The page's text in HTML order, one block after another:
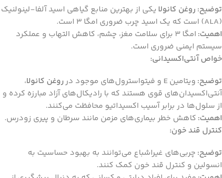
توضیح: روغن کانولا یکی از بهترین منابع گیاهی اسید آلفا-لینولنیک
(ALA) است که یک اسید چرب ضروری امگا 3 است.
اهمیت:
امگا 3 برای سلامت مغز، چشم، کاهش التهاب و عملکرد
سیستم ایمنی ضروری است.
خواص آنتی‌اکسیدانی:
توضیح: ویتامین E و فیتواسترول‌های موجود در روغن کانولا،
آنتی‌اکسیدان‌های قوی هستند که با رادیکال‌های آزاد مبارزه کرده و
از سلول‌ها در برابر آسیب اکسیداتیو محافظت می‌کنند.
اهمیت: کاهش خطر بیماری‌های مزمن مانند سرطان و پیری زودرس.
کنترل قند خون:
توضیح: چربی‌های غیراشباع می‌توانند به بهبود حساسیت به
انسولین و کنترل قند خون کمک کنند.